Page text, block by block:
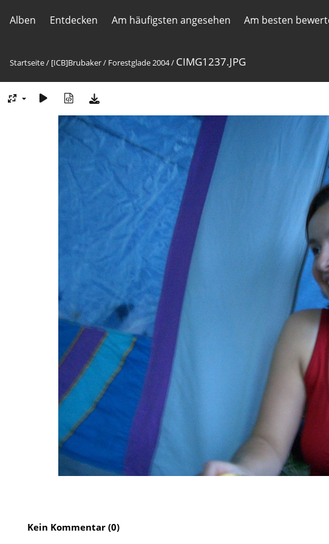
Alben Entdecken Am häufigsten angesehen Am besten
Startseite/ [ICB]Brubaker/ Forestglade 2004/ CIMG1237.JPG
Kein Kommentar (0)